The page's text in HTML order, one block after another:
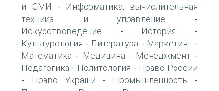
и СМИ -
Информатика, вычислительная
техника и управление -
Искусствоведение - История -
Культурология - Литература - Маркетинг -
Математика - Медицина - Менеджмент -
Педагогика - Политология - Право России
- Право України - Промышленность -